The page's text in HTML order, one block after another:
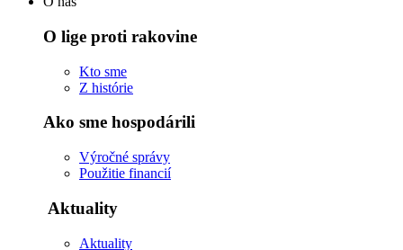
O lige proti rakovine
Kto sme
Z histórie
Ako sme hospodárili
Výročné správy
Použitie financií
Aktuality
Aktuality